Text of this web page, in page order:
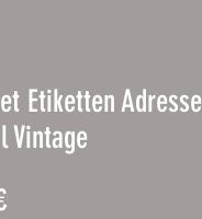
Etiketten Adresse
Vintage
Prix